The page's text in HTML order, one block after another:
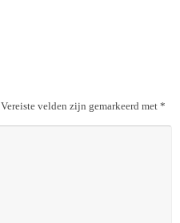
Vereiste velden zijn gemarkeerd met *